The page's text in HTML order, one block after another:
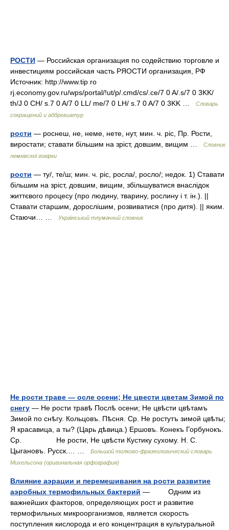
РОСТИ — Российская организация по содействию торговле и
инвестициям российская часть РЯОСТИ организация, РФ
Источник: http://www.tip ro
rj.economy.gov.ru/wps/portal/!ut/p/.cmd/cs/.ce/7 0 A/.s/7 0 3KK/
th/J 0 CH/ s.7 0 A/7 0 LL/ me/7 0 LH/ s.7 0 A/7 0 3KK …
Словарь
сокращений и аббревиатур
рости — роснеш, не, неме, нете, нут, мин. ч. ріс, Пр. Рости,
виростати; ставати більшим на зріст, довшим, вищим …
Словник
лемківскої говірки
рости — ту/, те/ш; мин. ч. ріс, росла/, росло/; недок. 1) Ставати
більшим на зріст, довшим, вищим, збільшуватися внаслідок
життєвого процесу (про людину, тварину, рослину і т. ін.). ||
Ставати старшим, дорослішим, розвиватися (про дитя). || яким.
Стаючи… …
Український тлумачний словник
Не рости траве — осле осени; Не цвести цветам Зимой по
снегу — Не рости травѣ Послѣ осени; Не цвѣсти цвѣтамъ
Зимой по снѣгу. Кольцовъ. Пѣсня. Ср. Не ростутъ зимой цвѣты;
Я красавица, а ты? (Царь дѣвица.) Ершовъ. Конекъ Горбунокъ.
Ср. Не рости, Не цвѣсти Кустику сухому. Н. С.
Цыгановъ. Русск.… …
Большой толково-фразеологический словарь
Михельсона (оригинальная орфография)
Влияние аэрации и перемешивания на рости развитие
аэробных термофильных бактерий — Одним из
важнейших факторов, определяющих рост и развитие
термофильных микроорганизмов, является скорость
поступления кислорода и его концентрация в культуральной